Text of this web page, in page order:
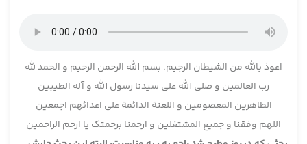
اعوذ بالله من الشیطان الرجیم، بسم الله الرحمن الرحیم و الحمد لله
رب العالمین و صلی الله علی سیدنا رسول الله و آله الطیبین
الطاهرین المعصومین و اللعنة الدائمة علی اعدائهم اجمعین
اللهم وفقنا و جمیع المشتغلین و ارحمنا برحمتک یا ارحم الراحمین